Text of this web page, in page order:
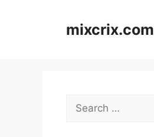
mixcrix.com
Search
for: